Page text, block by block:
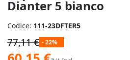
Dianter 5 bianco
Codice: 111-23DFTER5
77,11 € - 22%
Prezzo